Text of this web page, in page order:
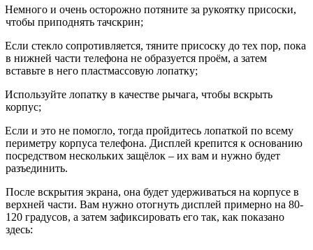
Немного и очень осторожно потяните за рукоятку присоски,
чтобы приподнять тачскрин;
Если стекло сопротивляется, тяните присоску до тех пор, пока
в нижней части телефона не образуется проём, а затем
вставьте в него пластмассовую лопатку;
Используйте лопатку в качестве рычага, чтобы вскрыть
корпус;
Если и это не помогло, тогда пройдитесь лопаткой по всему
периметру корпуса телефона. Дисплей крепится к основанию
посредством нескольких защёлок – их вам и нужно будет
разъединить.
После вскрытия экрана, она будет удерживаться на корпусе в
верхней части. Вам нужно отогнуть дисплей примерно на 80-
120 градусов, а затем зафиксировать его так, как показано
здесь: